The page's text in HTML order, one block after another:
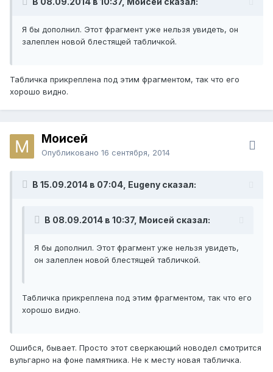
Я бы дополнил. Этот фрагмент уже нельзя увидеть, он
залеплен новой блестящей табличкой.
Табличка прикреплена под этим фрагментом, так что его
хорошо видно.
Моисей
Опубликовано 16 сентября, 2014
В 15.09.2014 в 07:04, Eugeny сказал:
В 08.09.2014 в 10:37, Моисей сказал:
Я бы дополнил. Этот фрагмент уже нельзя увидеть,
он залеплен новой блестящей табличкой.
Табличка прикреплена под этим фрагментом, так что его
хорошо видно.
Ошибся, бывает. Просто этот сверкающий новодел смотрится
вульгарно на фоне памятника. Не к месту новая табличка.